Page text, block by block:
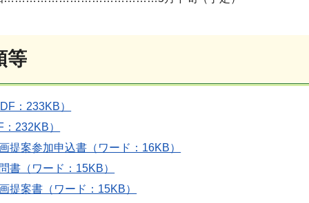
等
：233KB）
232KB）
提案参加申込書（ワード：16KB）
書（ワード：15KB）
提案書（ワード：15KB）